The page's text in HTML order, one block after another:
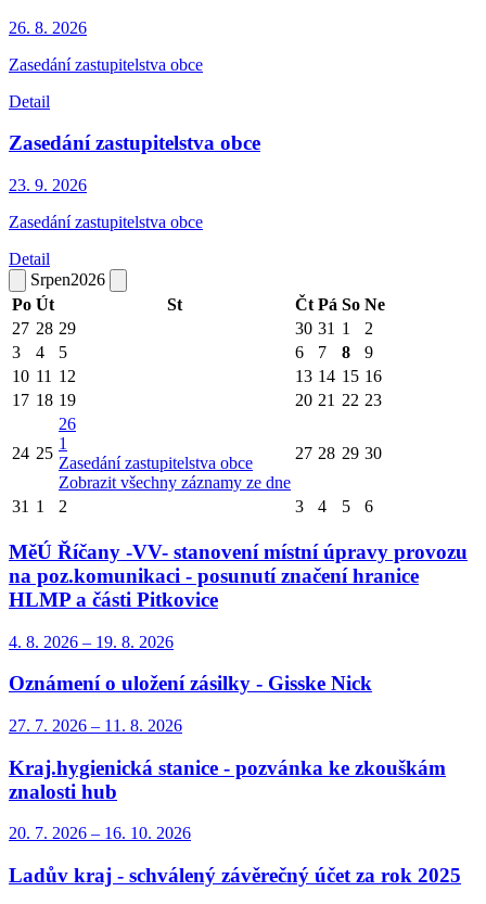
26. 8. 2026
Zasedání zastupitelstva obce
Detail
Zasedání zastupitelstva obce
23. 9. 2026
Zasedání zastupitelstva obce
Detail
Srpen2026
Po Út St Čt Pá So Ne
27 28 29 30 31 1
2
3
4 5 6 7 8
9
10 11 12 13 14 15 16
17 18 19 20 21 22 23
24 25
26
1
Zasedání zastupitelstva obce
Zobrazit všechny záznamy ze dne
27 28 29 30
31 1 2 3 4 5 6
MěÚ Říčany -VV- stanovení místní úpravy provozu
na poz.komunikaci - posunutí značení hranice
HLMP a části Pitkovice
4. 8. 2026 – 19. 8. 2026
Oznámení o uložení zásilky - Gisske Nick
27. 7. 2026 – 11. 8. 2026
Kraj.hygienická stanice - pozvánka ke zkouškám
znalosti hub
20. 7. 2026 – 16. 10. 2026
Ladův kraj - schválený závěrečný účet za rok 2025